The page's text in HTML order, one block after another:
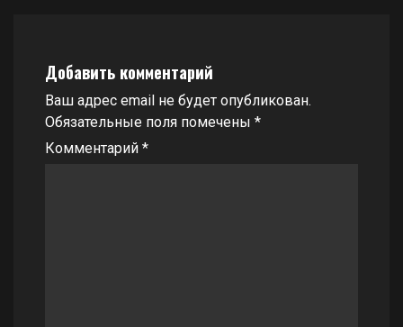
Добавить комментарий
Ваш адрес email не будет опубликован.
Обязательные поля помечены *
Комментарий *